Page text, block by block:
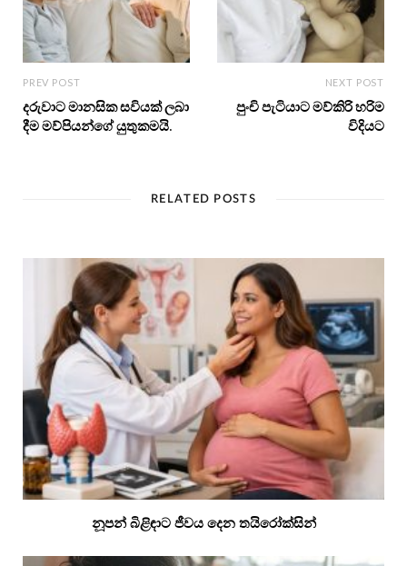
PREV POST
දරුවාට මානසික සවියක් ලබා
දීම මව්පියන්ගේ යුතුකමයි.
NEXT POST
පුංචි පැටියාට මව්කිරි හරිම
විදියට
RELATED POSTS
නූපන් බිළිඳාට ජීවය දෙන තයිරෝක්සින්